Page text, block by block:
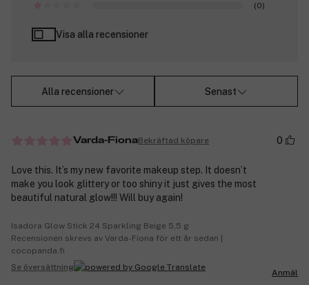
(0)
Visa alla recensioner
Alla recensioner Senast
Varda-FionaBekräftad köpare 0
Love this. It’s my new favorite makeup step. It doesn’t
make you look glittery or too shiny it just gives the most
beautiful natural glow!!! Will buy again!
Isadora Glow Stick 24 Sparkling Beige 5,5 g
Recensionen skrevs av Varda-Fiona för ett år sedan |
cocopanda.fi
Se översättning
Anmäl